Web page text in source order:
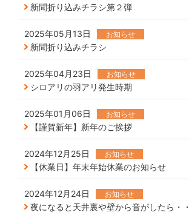
新聞折り込みチラシ第２弾
2025年05月13日 お知らせ
新聞折り込みチラシ
2025年04月23日 お知らせ
シロアリの羽アリ発生時期
2025年01月06日 お知らせ
【謹賀新年】新年のご挨拶
2024年12月25日 お知らせ
【休業日】年末年始休業のお知らせ
2024年12月24日 お知らせ
夜になると天井裏や壁から音がしたら・